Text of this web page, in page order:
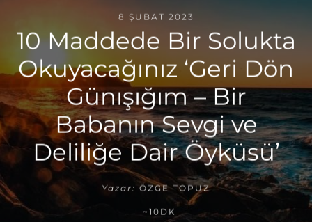
8 ŞUBAT 2023
10 Maddede Bir Solukta
Okuyacağınız ‘Geri Dön
Günışığım – Bir
Babanın Sevgi ve
Deliliğe Dair Öyküsü’
Yazar: ÖZGE TOPUZ
~10DK